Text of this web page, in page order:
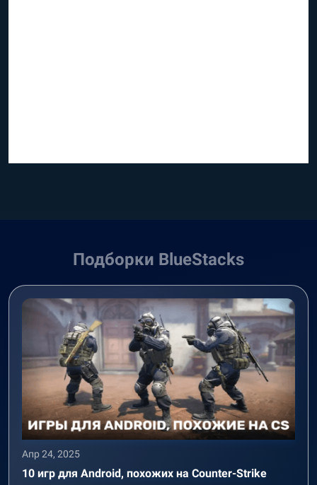
Подборки BlueStacks
Апр 24, 2025
10 игр для Android, похожих на Counter-Strike